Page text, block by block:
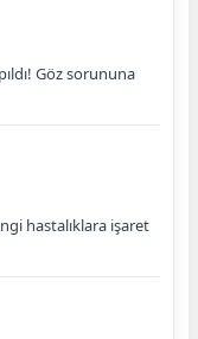
Göz sorununa
hastalıklara işaret